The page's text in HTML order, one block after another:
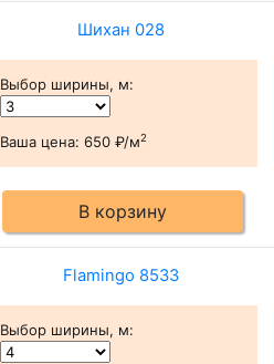
Шихан 028
Выбор ширины, м:
Ваша цена: 650 ₽/м2
В корзину
Flamingo 8533
Выбор ширины, м: